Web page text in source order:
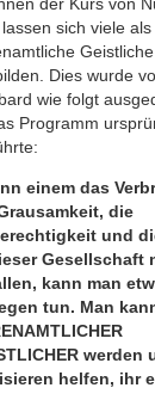
sich viele als
Geistliche
Dies wurde
wie folgt
Programm
einem das
die
und
Gesellschaft
kann man
tun. Man
werden
helfen, ihr